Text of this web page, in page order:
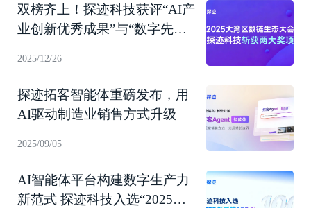
双榜齐上！探迹科技获评“AI产
业创新优秀成果”与“数字先锋
2025/12/26
探迹拓客智能体重磅发布，用
AI驱动制造业销售方式升级
2025/09/05
AI智能体平台构建数字生产力
新范式 探迹科技入选“2025新